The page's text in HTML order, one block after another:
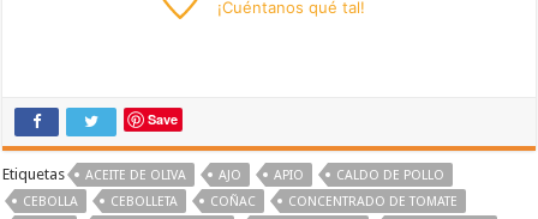
¡Cuéntanos qué tal!
Save
Etiquetas ACEITE DE OLIVA AJO APIO
CALDO DE POLLO
CEBOLLA
CEBOLLETA COÑAC
CONCENTRADO DE TOMATE